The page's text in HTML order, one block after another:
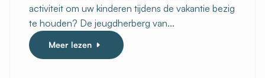
activiteit om uw kinderen tijdens de vakantie bezig
te houden? De jeugdherberg van...
Meer lezen